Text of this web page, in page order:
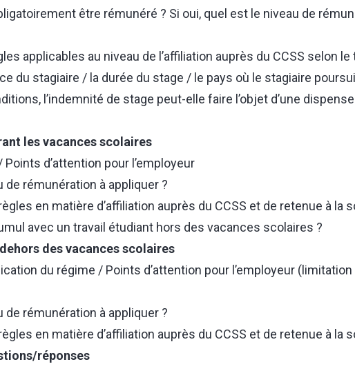
être rémunéré ? Si oui, quel est le niveau de
applicables au niveau de l’affiliation auprès du CCSS selon
du stagiaire / la durée du stage / le pays où le stagiaire
l’indemnité de stage peut-elle faire l’objet d’une
les vacances scolaires
d’attention pour l’employeur
de rémunération à appliquer ?
en matière d’affiliation auprès du CCSS et de retenue à la
avec un travail étudiant hors des vacances scolaires ?
des vacances scolaires
du régime / Points d’attention pour l’employeur
de rémunération à appliquer ?
en matière d’affiliation auprès du CCSS et de retenue à la
réponses